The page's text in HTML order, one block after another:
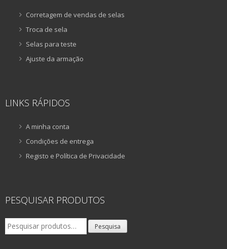
Corretagem de vendas de selas
Troca de sela
Selas para teste
Ajuste da armação
LINKS RÁPIDOS
A minha conta
Condições de entrega
Registo e Política de Privacidade
PESQUISAR PRODUTOS
Pesquisar
por:
Pesquisa